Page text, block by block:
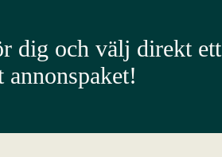
dig och välj direkt ett